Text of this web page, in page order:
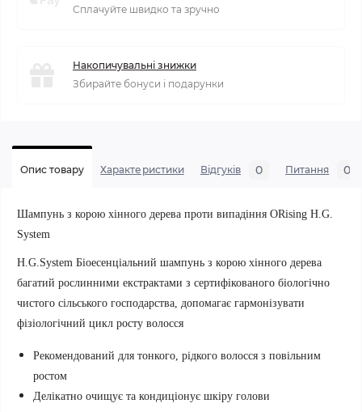
Сплачуйте швидко та зручно
Накопичувальні знижки
Збирайте бонуси і подарунки
Опис товару Характеристики Відгуків 0 Питання 0
Шампунь з корою хінного дерева проти випадіння ORising H.G.
System
H.G.System Біоесенціальний шампунь з корою хінного дерева
багатий рослинними екстрактами з сертифікованого біологічно
чистого сільського господарства, допомагає гармонізувати
фізіологічний цикл росту волосся
Рекомендований для тонкого, рідкого волосся з повільним
ростом
Делікатно очищує та кондиціонує шкіру голови